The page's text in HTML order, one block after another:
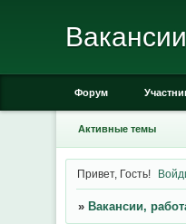
Форум
Активные темы
Привет, Гость!
» Вакансии,